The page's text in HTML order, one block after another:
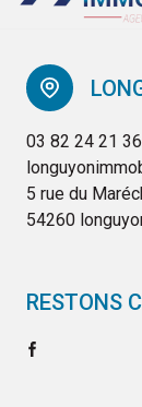
03 82 24 21 36
5 rue du
54260
RESTONS